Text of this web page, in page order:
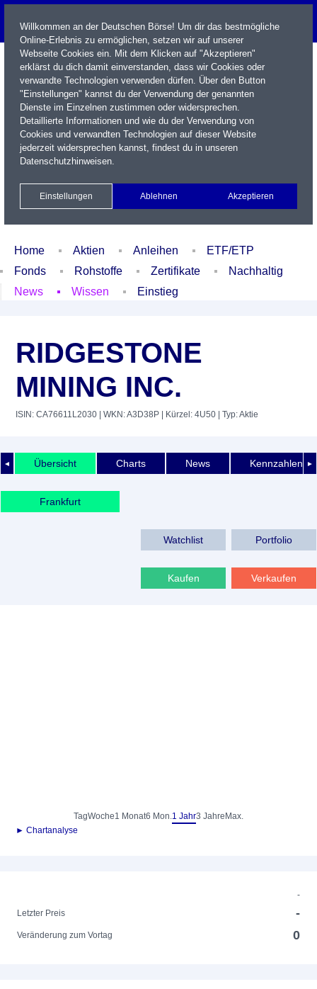
Name / WKN / ISIN / Kürzel
Xetra Realtime
Watchlist Portfolio Login
Home Aktien Anleihen
ETF/ETP
Fonds
Rohstoffe Zertifikate
Nachhaltig
News
Wissen Einstieg
RIDGESTONE
MINING INC.
ISIN: CA76611L2030 | WKN: A3D38P | Kürzel: 4U50 | Typ: Aktie
◄ ►
Übersicht Charts News Kennzahlen
Frankfurt
Watchlist Portfolio
Kaufen Verkaufen
TagWoche1 Monat6 Mon.1 Jahr3 Jahre Max.
► Chartanalyse
-
Letzter Preis
-
Veränderung zum Vortag 0
Willkommen an der Deutschen Börse! Um dir das bestmögliche
Online-Erlebnis zu ermöglichen, setzen wir auf unserer
Webseite Cookies ein. Mit dem Klicken auf "Akzeptieren"
erklärst du dich damit einverstanden, dass wir Cookies oder
verwandte Technologien verwenden dürfen. Über den Button
"Einstellungen" kannst du der Verwendung der genannten
Dienste im Einzelnen zustimmen oder widersprechen.
Detaillierte Informationen und wie du der Verwendung von
Cookies und verwandten Technologien auf dieser Website
jederzeit widersprechen kannst, findest du in unseren
Datenschutzhinweisen.
Einstellungen Ablehnen Akzeptieren